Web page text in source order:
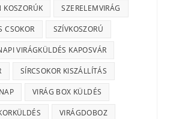
KOSZORÚK SZERELEMVIRÁG
CSOKOR SZÍVKOSZORÚ
VIRÁGKÜLDÉS KAPOSVÁR
SÍRCSOKOR KISZÁLLÍTÁS
VIRÁG BOX KÜLDÉS
VIRÁGDOBOZ